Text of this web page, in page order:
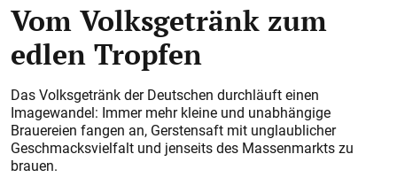
Vom Volksgetränk zum
edlen Tropfen
Das Volksgetränk der Deutschen durchläuft einen
Imagewandel: Immer mehr kleine und unabhängige
Brauereien fangen an, Gerstensaft mit ­unglaublicher
Geschmacks­vielfalt und jenseits des ­Massenmarkts zu
brauen.